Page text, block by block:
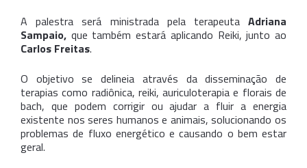
A palestra será ministrada pela terapeuta Adriana
Sampaio, que também estará aplicando Reiki, junto ao
Carlos Freitas.
O objetivo se delineia através da disseminação de
terapias como radiônica, reiki, auriculoterapia e florais de
bach, que podem corrigir ou ajudar a fluir a energia
existente nos seres humanos e animais, solucionando os
problemas de fluxo energético e causando o bem estar
geral.